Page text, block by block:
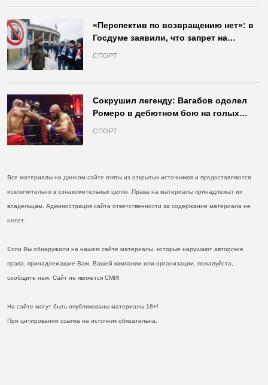
«Перспектив по возвращению нет»: в
Госдуме заявили, что запрет на
СПОРТ
Сокрушил легенду: Вагабов одолел
Ромеро в дебютном бою на голых
СПОРТ
Все материалы на данном сайте взяты из открытых источников и предоставляются
исключительно в ознакомительных целях. Права на материалы принадлежат их
владельцам. Администрация сайта ответственности за содержание материала не
несет.
Если Вы обнаружили на нашем сайте материалы, которые нарушают авторские
права, принадлежащие Вам, Вашей компании или организации, пожалуйста,
сообщите нам. Сайт не является СМИ!
На сайте могут быть опубликованы материалы 18+!
При цитировании ссылка на источник обязательна.